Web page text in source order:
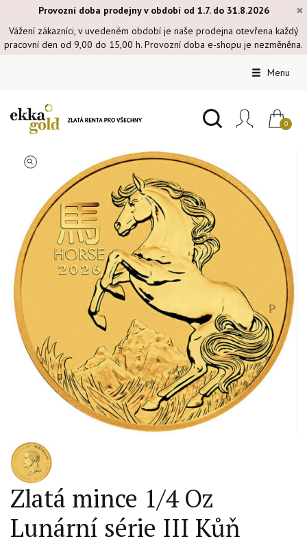
×
Provozní doba prodejny v období od 1.7. do 31.8.2026
Vážení zákazníci, v uvedeném období je naše prodejna otevřena každý
pracovní den od 9,00 do 15,00 h. Provozní doba e-shopu je nezměněna.
Menu
Zlatá mince 1/4 Oz
Lunární série III Kůň